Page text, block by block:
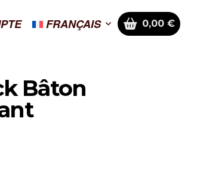
FRANÇAIS 0,00 €
Bâton